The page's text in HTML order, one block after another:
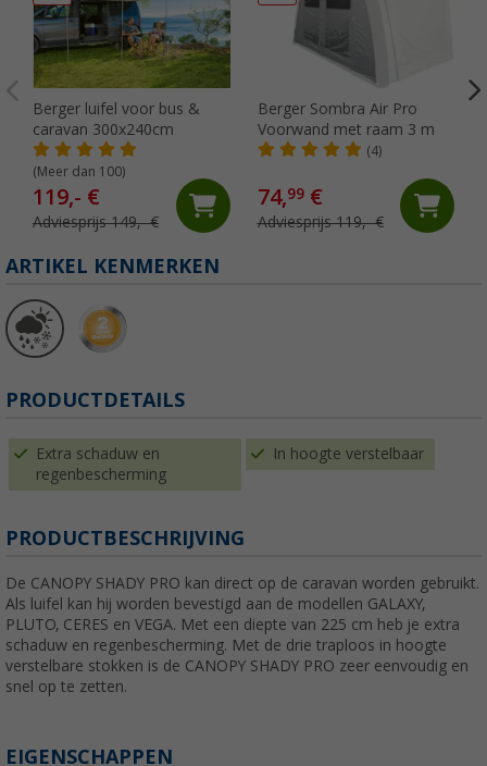
Berger luifel voor bus &
caravan 300x240cm
(Meer dan 100)
119,- €
Adviesprijs 149,- €
Berger Sombra Air Pro
Voorwand met raam 3 m
(4)
74,99€
Adviesprijs 119,- €
ARTIKEL KENMERKEN
PRODUCTDETAILS
Extra schaduw en
regenbescherming
In hoogte verstelbaar
PRODUCTBESCHRIJVING
De CANOPY SHADY PRO kan direct op de caravan worden gebruikt.
Als luifel kan hij worden bevestigd aan de modellen GALAXY,
PLUTO, CERES en VEGA. Met een diepte van 225 cm heb je extra
schaduw en regenbescherming. Met de drie traploos in hoogte
verstelbare stokken is de CANOPY SHADY PRO zeer eenvoudig en
snel op te zetten.
EIGENSCHAPPEN